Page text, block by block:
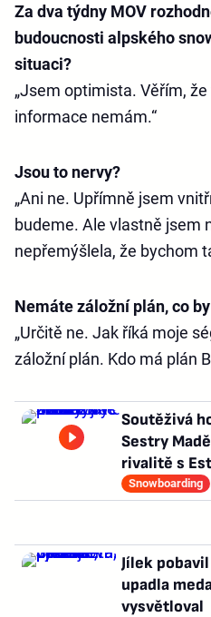
Za dva týdny MOV
budoucnosti alpského
situaci?
„Jsem optimista. Věřím,
informace nemám.“
Jsou to nervy?
„Ani ne. Upřímně jsem
budeme. Ale vlastně jsem
nepřemýšlela, že bychom
Nemáte záložní plán, co
„Určitě ne. Jak říká moje
záložní plán. Kdo má plán
Soutěživá
Sestry
rivalitě s
Snowboarding
Jílek
upadla
vysvětloval